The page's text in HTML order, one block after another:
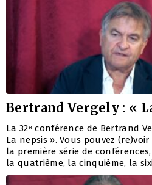
Bertrand Vergely : «
La 32ᵉ conférence de Bertrand
La nepsis ». Vous pouvez
la première série de
la quatrième, la cinquième, la